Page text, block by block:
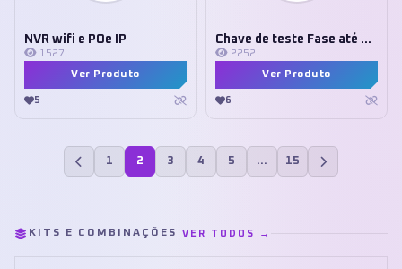
NVR wifi e POe IP
1527
Ver Produto
5
Chave de teste Fase até 250v
2252
Ver Produto
6
1 2 3 4 5 … 15
KITS E COMBINAÇÕES VER TODOS →